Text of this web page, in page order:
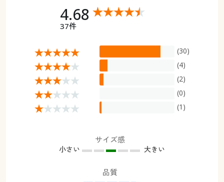
4.68
37件
(30)
(4)
(2)
(0)
(1)
サイズ感
小さい 大きい
品質